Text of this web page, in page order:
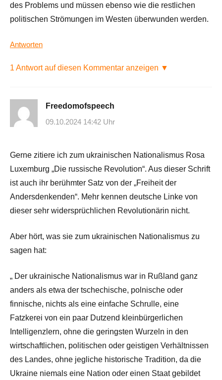
des Problems und müssen ebenso wie die restlichen
politischen Strömungen im Westen überwunden werden.
Antworten
1 Antwort auf diesen Kommentar anzeigen ▼
Freedomofspeech
09.10.2024 14:42 Uhr
Gerne zitiere ich zum ukrainischen Nationalismus Rosa
Luxemburg „Die russische Revolution“. Aus dieser Schrift
ist auch ihr berühmter Satz von der „Freiheit der
Andersdenkenden“. Mehr kennen deutsche Linke von
dieser sehr widersprüchlichen Revolutionärin nicht.
Aber hört, was sie zum ukrainischen Nationalismus zu
sagen hat:
„ Der ukrainische Nationalismus war in Rußland ganz
anders als etwa der tschechische, polnische oder
finnische, nichts als eine einfache Schrulle, eine
Fatzkerei von ein paar Dutzend kleinbürgerlichen
Intelligenzlern, ohne die geringsten Wurzeln in den
wirtschaftlichen, politischen oder geistigen Verhältnissen
des Landes, ohne jegliche historische Tradition, da die
Ukraine niemals eine Nation oder einen Staat gebildet